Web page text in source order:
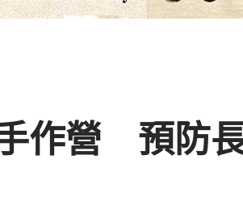
作營 預防